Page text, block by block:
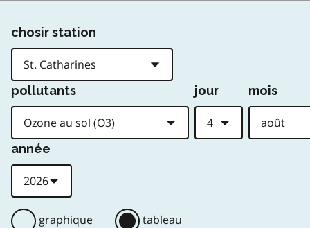
chosir station
pollutants jour mois
année
graphique tableau